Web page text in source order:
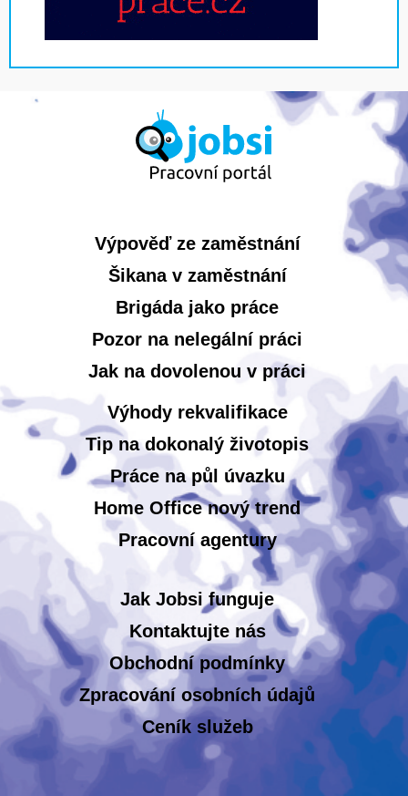
Výpověď ze zaměstnání
Šikana v zaměstnání
Brigáda jako práce
Pozor na nelegální práci
Jak na dovolenou v práci
Výhody rekvalifikace
Tip na dokonalý životopis
Práce na půl úvazku
Home Office nový trend
Pracovní agentury
Jak Jobsi funguje
Kontaktujte nás
Obchodní podmínky
Zpracování osobních údajů
Ceník služeb